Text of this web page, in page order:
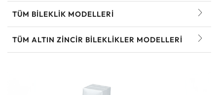
TÜM BILEKLIK MODELLERI
TÜM ALTIN ZINCIR BILEKLIKLER MODELLERI